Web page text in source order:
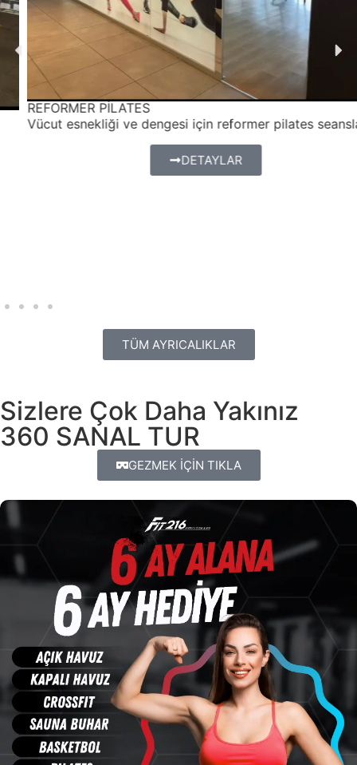
REFORMER PİLATES
Vücut esnekliği ve dengesi için reformer pilates seansları.
DETAYLAR
TÜM AYRICALIKLAR
Sizlere Çok Daha Yakınız
360 SANAL TUR
GEZMEK İÇİN TIKLA